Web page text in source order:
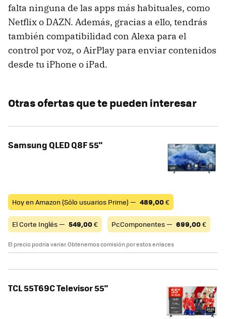
falta ninguna de las apps más habituales, como
Netflix o DAZN. Además, gracias a ello, tendrás
también compatibilidad con Alexa para el
control por voz, o AirPlay para enviar contenidos
desde tu iPhone o iPad.
Otras ofertas que te pueden interesar
Samsung QLED Q8F 55"
Hoy en Amazon (Sólo usuarios Prime) — 489,00€
El Corte Inglés — 549,00€ PcComponentes — 699,00€
El precio podría variar. Obtenemos comisión por estos enlaces
TCL 55T69C Televisor 55"